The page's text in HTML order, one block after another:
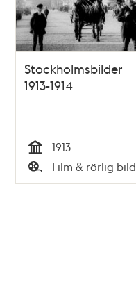
Stockholmsbilder
1913-1914
Tid
1913
Typ
Film & rörlig bild